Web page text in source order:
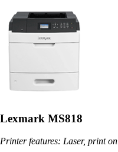
Lexmark MS818
Printer features: Laser, print